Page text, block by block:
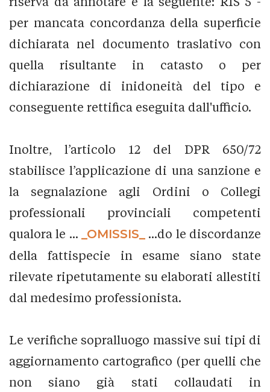
per mancata concordanza della superficie
dichiarata nel documento traslativo con
quella risultante in catasto o per
dichiarazione di inidoneità del tipo e
conseguente rettifica eseguita dall'ufficio.
Inoltre, l’articolo 12 del DPR 650/72
stabilisce l’applicazione di una sanzione e
la segnalazione agli Ordini o Collegi
professionali provinciali competenti
qualora le ...
_OMISSIS_
...do le discordanze
della fattispecie in esame siano state
rilevate ripetutamente su elaborati allestiti
dal medesimo professionista.
Le verifiche sopralluogo massive sui tipi di
aggiornamento cartografico (per quelli che
non siano già stati collaudati in